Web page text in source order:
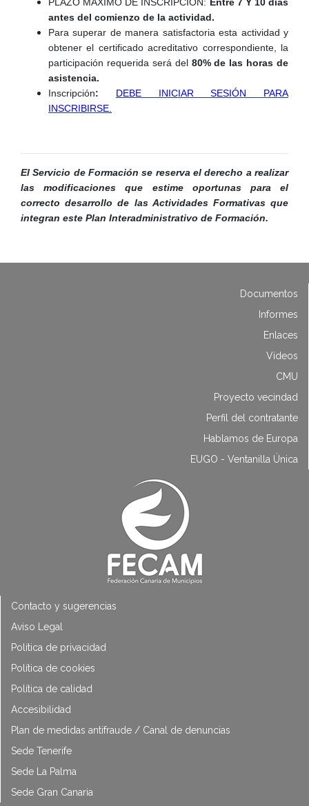
antes del comienzo de la actividad.
Para superar de manera satisfactoria esta actividad y
obtener el certificado acreditativo correspondiente, la
participación requerida será del80% de las horas de
asistencia.
Inscripción:
DEBE INICIAR SESIÓN PARA
INSCRIBIRSE
El Servicio de Formación se reserva el derecho a realizar
las modificaciones que estime oportunas para el
correcto desarrollo de las Actividades Formativas que
integran este Plan Interadministrativo de Formación.
Documentos
Informes
Enlaces
Vídeos
CMU
Proyecto vecindad
Perfil del contratante
Hablamos de Europa
EUGO - Ventanilla Única
Contacto y sugerencias
Aviso Legal
Política de privacidad
Política de cookies
Política de calidad
Accesibilidad
Plan de medidas antifraude / Canal de denuncias
Sede Tenerife
Sede La Palma
Sede Gran Canaria